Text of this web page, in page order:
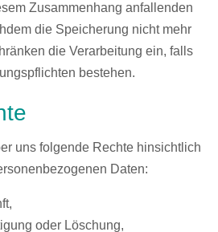
Zusammenhang anfallenden
die Speicherung nicht mehr
die Verarbeitung ein, falls
bestehen.
uns folgende Rechte hinsichtlich
Daten:
oder Löschung,